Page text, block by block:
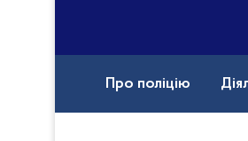
Про поліцію